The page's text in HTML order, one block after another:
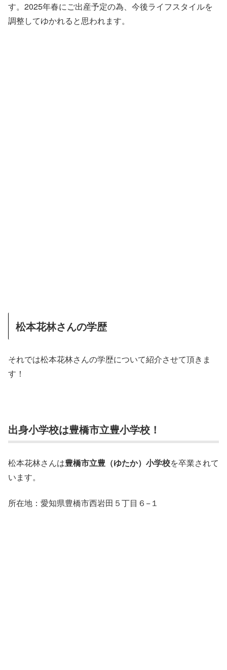
す。2025年春にご出産予定の為、今後ライフスタイルを
調整してゆかれると思われます。
松本花林さんの学歴
それでは松本花林さんの学歴について紹介させて頂きま
す！
出身小学校は豊橋市立豊小学校！
松本花林さんは豊橋市立豊（ゆたか）小学校を卒業されて
います。
所在地：愛知県豊橋市西岩田５丁目６−１